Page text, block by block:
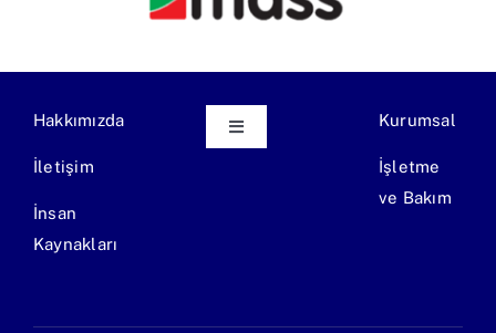
Hakkımızda
İletişim
İnsan
Kaynakları
Toggle
Navigation
Endüstriyel Atıksu Arıtma Tesisi
Kurumsal
İşletme
ve Bakım